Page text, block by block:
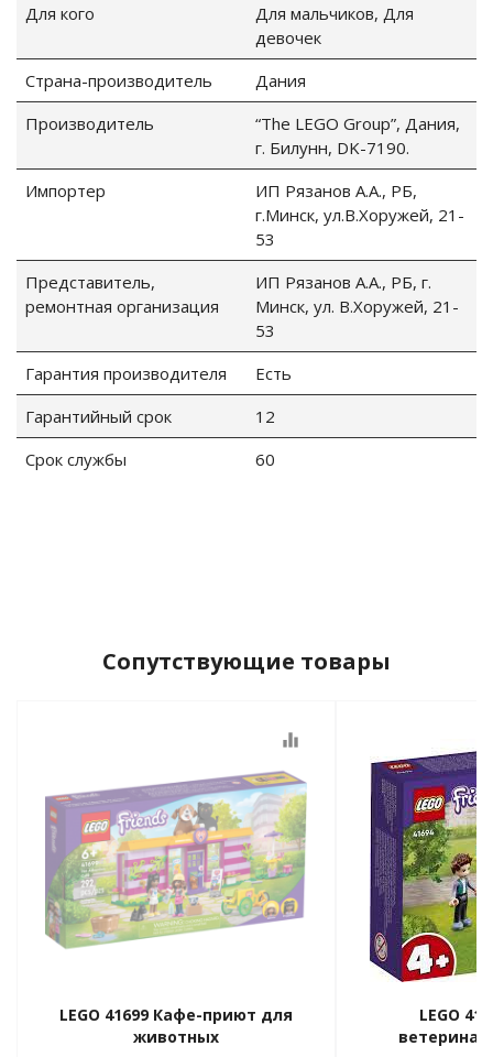
Для кого
Для мальчиков, Для
девочек
Страна-производитель
Дания
Производитель
“The LEGO Group”, Дания,
г. Билунн, DK-7190.
Импортер
ИП Рязанов А.А., РБ,
г.Минск, ул.В.Хоружей, 21-
53
Представитель,
ремонтная организация
ИП Рязанов А.А., РБ, г.
Минск, ул. В.Хоружей, 21-
53
Гарантия производителя
Есть
Гарантийный срок
12
Срок службы
60
Сопутствующие товары
equalizer
LEGO 41699 Кафе-приют для
животных
LEGO